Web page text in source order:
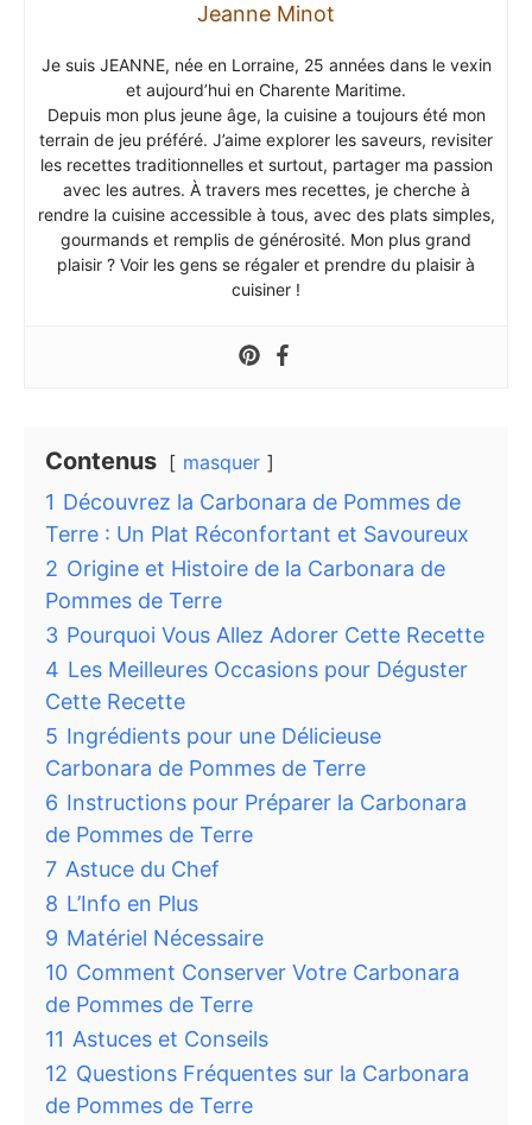
Jeanne Minot
Je suis JEANNE, née en Lorraine, 25 années dans le vexin
et aujourd’hui en Charente Maritime.
Depuis mon plus jeune âge, la cuisine a toujours été mon
terrain de jeu préféré. J’aime explorer les saveurs, revisiter
les recettes traditionnelles et surtout, partager ma passion
avec les autres. À travers mes recettes, je cherche à
rendre la cuisine accessible à tous, avec des plats simples,
gourmands et remplis de générosité. Mon plus grand
plaisir ? Voir les gens se régaler et prendre du plaisir à
cuisiner !
Contenus masquer
1 Découvrez la Carbonara de Pommes de
Terre : Un Plat Réconfortant et Savoureux
2 Origine et Histoire de la Carbonara de
Pommes de Terre
3 Pourquoi Vous Allez Adorer Cette Recette
4 Les Meilleures Occasions pour Déguster
Cette Recette
5 Ingrédients pour une Délicieuse
Carbonara de Pommes de Terre
6 Instructions pour Préparer la Carbonara
de Pommes de Terre
7 Astuce du Chef
8 L’Info en Plus
9 Matériel Nécessaire
10 Comment Conserver Votre Carbonara
de Pommes de Terre
11 Astuces et Conseils
12 Questions Fréquentes sur la Carbonara
de Pommes de Terre